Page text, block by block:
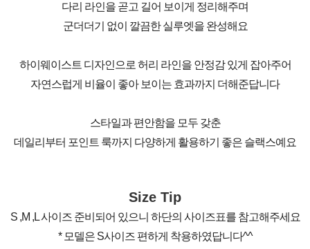
다리 라인을 곧고 길어 보이게 정리해주며
군더더기 없이 깔끔한 실루엣을 완성해요
하이웨이스트 디자인으로 허리 라인을 안정감 있게 잡아주어
자연스럽게 비율이 좋아 보이는 효과까지 더해준답니다
스타일과 편안함을 모두 갖춘
데일리부터 포인트 룩까지 다양하게 활용하기 좋은 슬랙스예요
Size Tip
S ,M ,L 사이즈 준비되어 있으니 하단의 사이즈표를 참고해주세요
* 모델은 S사이즈 편하게 착용하였답니다^^